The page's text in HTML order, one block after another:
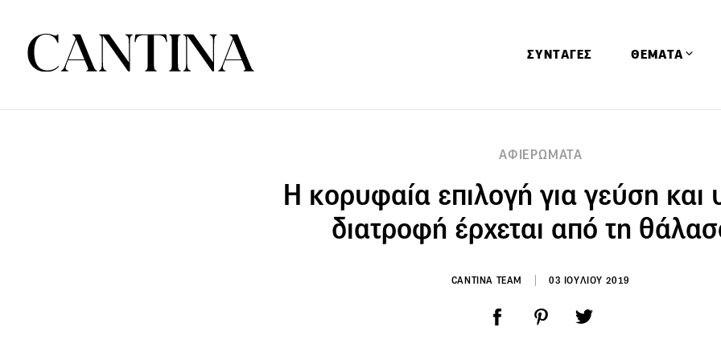
ΣΥΝΤΑΓΕΣ ΘΕΜΑΤΑ
Ειδήσεις
Έρευνες
ΑΦΙΕΡΩΜΑΤΑ
Η κορυφαία επιλογή για γεύση και
διατροφή έρχεται από τη
CANTINA TEAM 03 ΙΟΥΛΙΟΥ 2019